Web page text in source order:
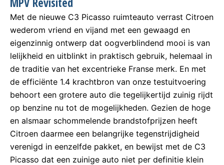
Met de nieuwe C3 Picasso ruimteauto verrast Citroen
wederom vriend en vijand met een gewaagd en
eigenzinnig ontwerp dat oogverblindend mooi is van
lelijkheid en uitblinkt in praktisch gebruik, helemaal in
de traditie van het excentrieke Franse merk. En met
de efficiënte 1.4 krachtbron van onze testuitvoering
behoort een grotere auto die tegelijkertijd zuinig rijdt
op benzine nu tot de mogelijkheden. Gezien de hoge
en alsmaar schommelende brandstofprijzen heeft
Citroen daarmee een belangrijke tegenstrijdigheid
verenigd in eenzelfde pakket, en bewijst met de C3
Picasso dat een zuinige auto niet per definitie klein